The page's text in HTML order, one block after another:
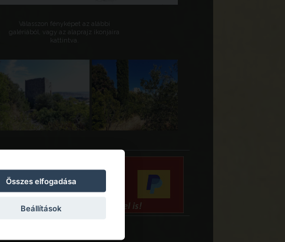
Válasszon fényképet az alábbi
galériából, vagy az alaprajz ikonjaira
kattintva.
Összes elfogadása
Beállítások